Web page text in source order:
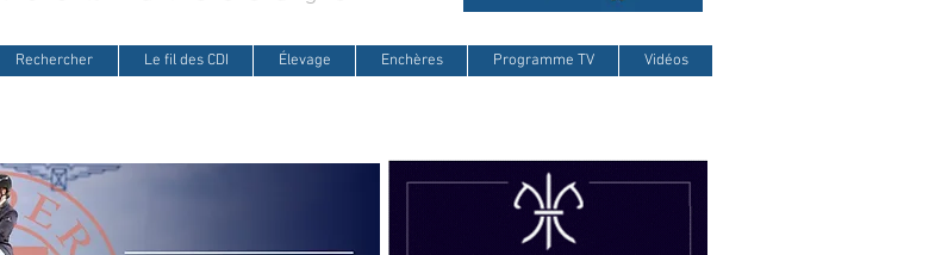
Rechercher Le fil des CDI Élevage Enchères Programme TV Vidéos